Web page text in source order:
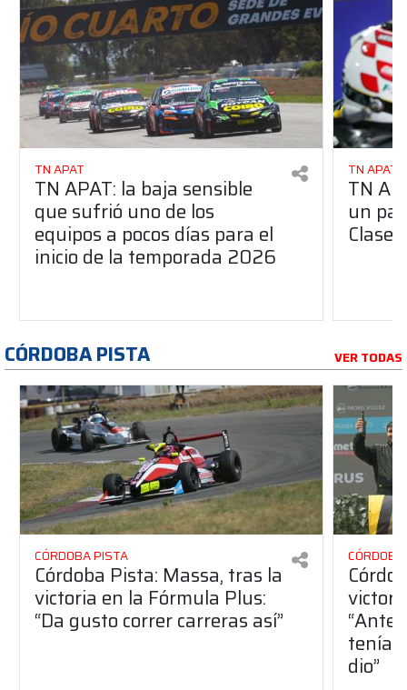
TN APAT
TN APAT: la baja sensible
que sufrió uno de los
equipos a pocos días para el
inicio de la temporada 2026
TN APAT
TN
un
Clase
CÓRDOBA PISTA VER TODAS
CÓRDOBA PISTA
Córdoba Pista: Massa, tras la
victoria en la Fórmula Plus:
“Da gusto correr carreras así”
dio”